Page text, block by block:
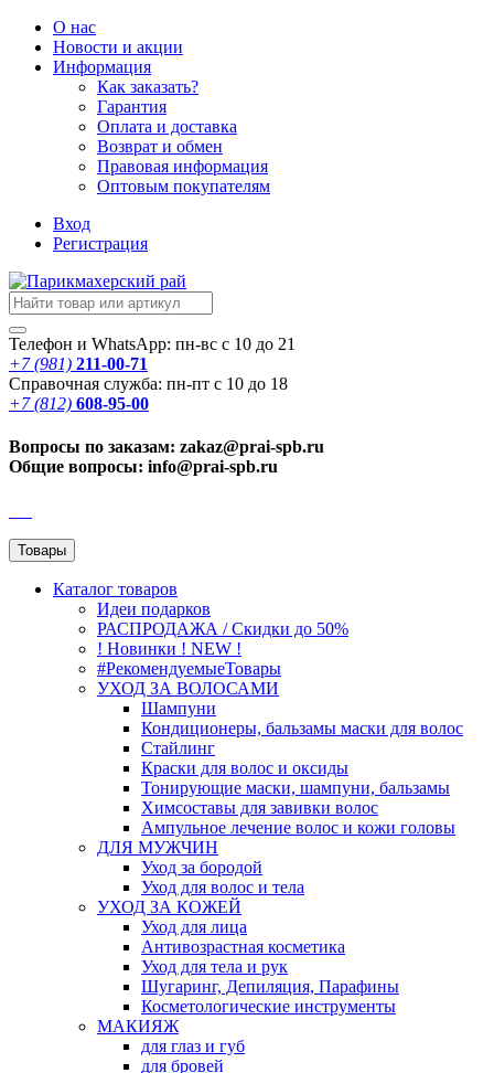
О нас
Новости и акции
Информация
Как заказать?
Гарантия
Оплата и доставка
Возврат и обмен
Правовая информация
Оптовым покупателям
Вход
Регистрация
Телефон и WhatsApp: пн-вс с 10 до 21
+7 (981) 211-00-71
Справочная служба: пн-пт с 10 до 18
+7 (812) 608-95-00
Вопросы по заказам: zakaz@prai-spb.ru
Общие вопросы: info@prai-spb.ru
Товары
Каталог товаров
Идеи подарков
РАСПРОДАЖА / Скидки до 50%
! Новинки ! NEW !
#РекомендуемыеТовары
УХОД ЗА ВОЛОСАМИ
Шампуни
Кондиционеры, бальзамы маски для волос
Стайлинг
Краски для волос и оксиды
Тонирующие маски, шампуни, бальзамы
Химсоставы для завивки волос
Ампульное лечение волос и кожи головы
ДЛЯ МУЖЧИН
Уход за бородой
Уход для волос и тела
УХОД ЗА КОЖЕЙ
Уход для лица
Антивозрастная косметика
Уход для тела и рук
Шугаринг, Депиляция, Парафины
Косметологические инструменты
МАКИЯЖ
для глаз и губ
для бровей